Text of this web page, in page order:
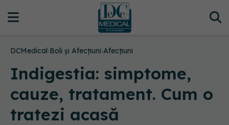
DCMedical›Boli și Afecțiuni›Afecțiuni
Indigestia: simptome,
cauze, tratament. Cum o
tratezi acasă